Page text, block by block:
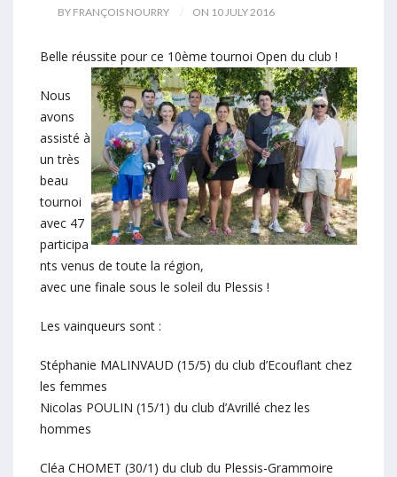
BY FRANÇOIS NOURRY ON 10 JULY 2016
Belle réussite pour ce 10ème tournoi Open du club !
Nous
avons
assisté à
un très
beau
tournoi
avec 47
participa
nts venus de toute la région,
avec une finale sous le soleil du Plessis !
Les vainqueurs sont :
Stéphanie MALINVAUD (15/5) du club d’Ecouflant chez
les femmes
Nicolas POULIN (15/1) du club d’Avrillé chez les
hommes
Cléa CHOMET (30/1) du club du Plessis-Grammoire